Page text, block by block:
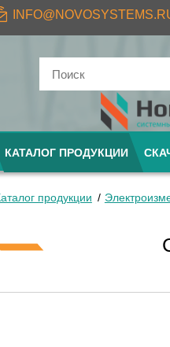
КАТАЛОГ ПРОДУКЦИИ
продукции